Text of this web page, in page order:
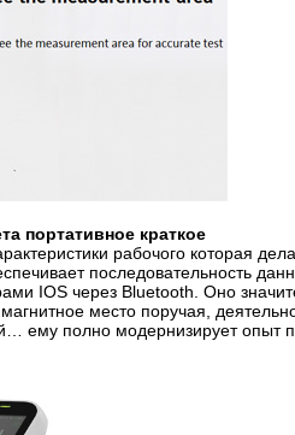
портативное краткое
рабочого которая
последовательность
IOS через Bluetooth. Оно
место поручая,
полно модернизирует опыт